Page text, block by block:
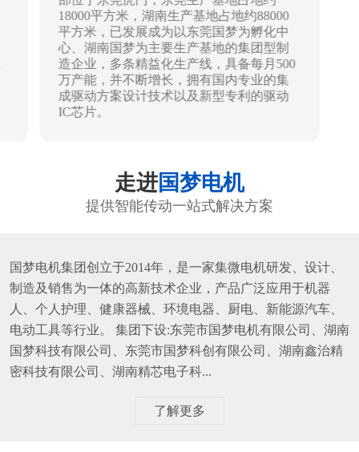
18000平方米，湖南生产基地占地约88000
平方米，已发展成为以东莞国梦为孵化中
心、湖南国梦为主要生产基地的集团型制
造企业，多条精益化生产线，具备每月500
万产能，并不断增长，拥有国内专业的集
成驱动方案设计技术以及新型专利的驱动
IC芯片。
走进国梦电机
提供智能传动一站式解决方案
国梦电机集团创立于2014年，是一家集微电机研发、设计、
制造及销售为一体的高新技术企业，产品广泛应用于机器
人、个人护理、健康器械、环境电器、厨电、新能源汽车、
电动工具等行业。 集团下设:东莞市国梦电机有限公司、湖南
国梦科技有限公司、东莞市国梦科创有限公司、湖南鑫治精
密科技有限公司、湖南精芯电子科...
了解更多